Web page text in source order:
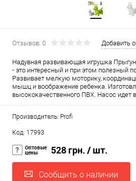
Отзывов: 0 Добавить
Надувная развивающая игрушка
- это интересный и при этом полезный
Развивает мелкую моторику,
мышц и воображение ребенка.
высококачественного ПВХ. Насос идет
Производитель: Profi
Код: 17993
Оптовые
цены 528 грн. / шт.
Сообщить о наличии